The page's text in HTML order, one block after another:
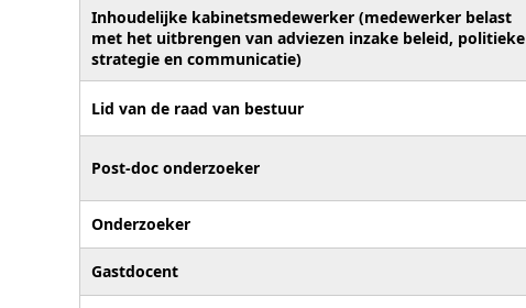
Inhoudelijke kabinetsmedewerker (medewerker belast
met het uitbrengen van adviezen inzake beleid, politieke
strategie en communicatie)
Lid van de raad van bestuur
Post-doc onderzoeker
Onderzoeker
Gastdocent